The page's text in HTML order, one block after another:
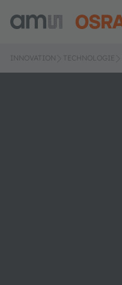
INNOVATION TECHNOLOGIE